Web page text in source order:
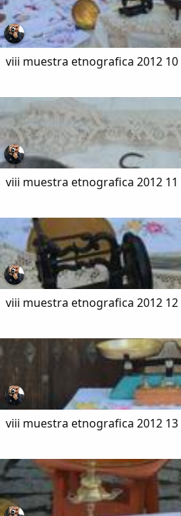
viii muestra etnografica 2012 10
viii muestra etnografica 2012 11
viii muestra etnografica 2012 12
viii muestra etnografica 2012 13